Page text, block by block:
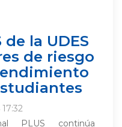
la UDES
de riesgo
PLUS continúa